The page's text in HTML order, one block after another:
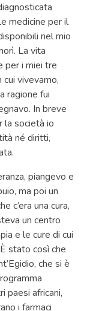
medicine per il
nel mio
La vita
per i miei tre
cui vivevamo,
ragione fui
In breve
la società io
né diritti,
piangevo e
ma poi un
c’era una cura,
un centro
e le cure di cui
stato così che
che si è
paesi africani,
i farmaci